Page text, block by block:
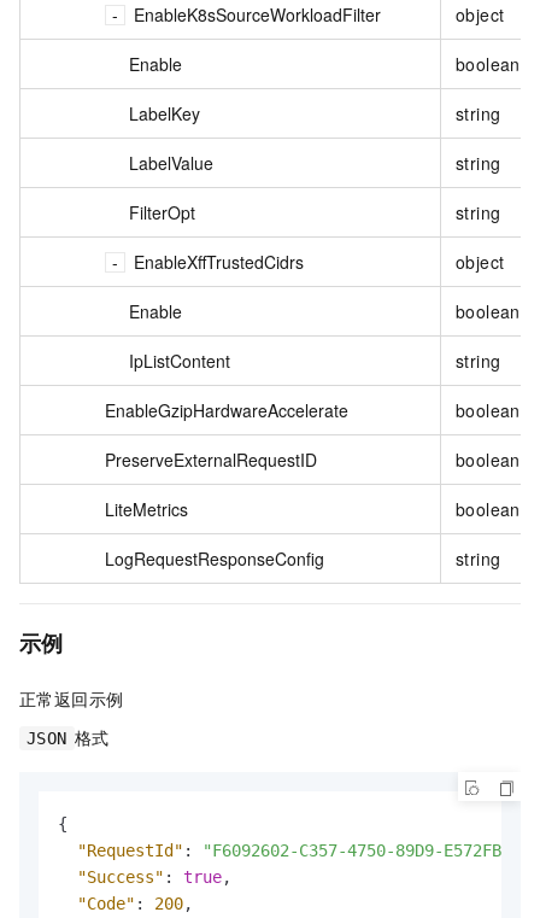
EnableK8sSourceWorkloadFilter object
Enable boolean
LabelKey string
LabelValue string
FilterOpt string
EnableXffTrustedCidrs object
Enable boolean
IpListContent string
EnableGzipHardwareAccelerate boolean
PreserveExternalRequestID boolean
LiteMetrics boolean
LogRequestResponseConfig string
示例
正常返回示例
JSON 格式
{
"RequestId" :
"F6092602-C357-4750-89D9-
"Success" : true,
"Code" : 200,